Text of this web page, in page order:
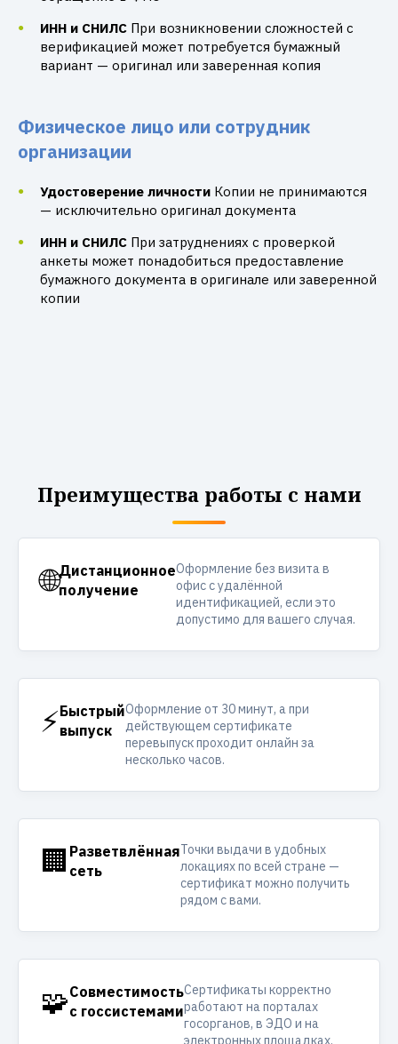
ИНН и СНИЛС При возникновении сложностей с
верификацией может потребуется бумажный
вариант — оригинал или заверенная копия
Физическое лицо или сотрудник
организации
Удостоверение личности Копии не принимаются
— исключительно оригинал документа
ИНН и СНИЛС При затруднениях с проверкой
анкеты может понадобиться предоставление
бумажного документа в оригинале или заверенной
копии
Преимущества работы с нами
🌐Дистанционное
получение
Оформление без визита в
офис с удалённой
идентификацией, если это
допустимо для вашего случая.
⚡Быстрый
выпуск
Оформление от 30 минут, а при
действующем сертификате
перевыпуск проходит онлайн за
несколько часов.
🏢 Разветвлённая
сеть
Точки выдачи в удобных
локациях по всей стране —
сертификат можно получить
рядом с вами.
🧩Совместимость
с госсистемами
Сертификаты корректно
работают на порталах
госорганов, в ЭДО и на
электронных площадках.